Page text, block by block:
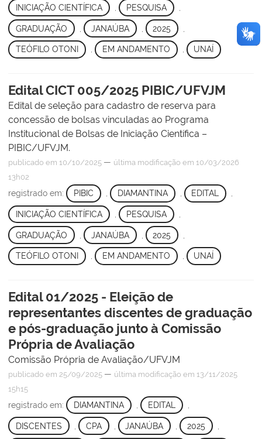
INICIAÇÃO CIENTÍFICA PESQUISA
GRADUAÇÃO JANAÚBA 2025
TEÓFILO OTONI , EM ANDAMENTO , UNAÍ
Edital CICT 005/2025 PIBIC/UFVJM
Edital de seleção para cadastro de reserva para
concessão de bolsas vinculadas ao Programa
Institucional de Bolsas de Iniciação Científica –
PIBIC/UFVJM.
publicado em 10/10/2025 — última modificação em 10/03/2026
13h02
registrado em: PIBIC DIAMANTINA EDITAL
INICIAÇÃO CIENTÍFICA PESQUISA
GRADUAÇÃO JANAÚBA 2025
TEÓFILO OTONI , EM ANDAMENTO , UNAÍ
Edital 01/2025 - Eleição de
representantes discentes de graduação
e pós-graduação junto à Comissão
Própria de Avaliação
Comissão Própria de Avaliação/UFVJM
publicado em 25/09/2025 — última modificação em 13/11/2025
15h15
registrado em: DIAMANTINA EDITAL
DISCENTES CPA JANAÚBA , 2025